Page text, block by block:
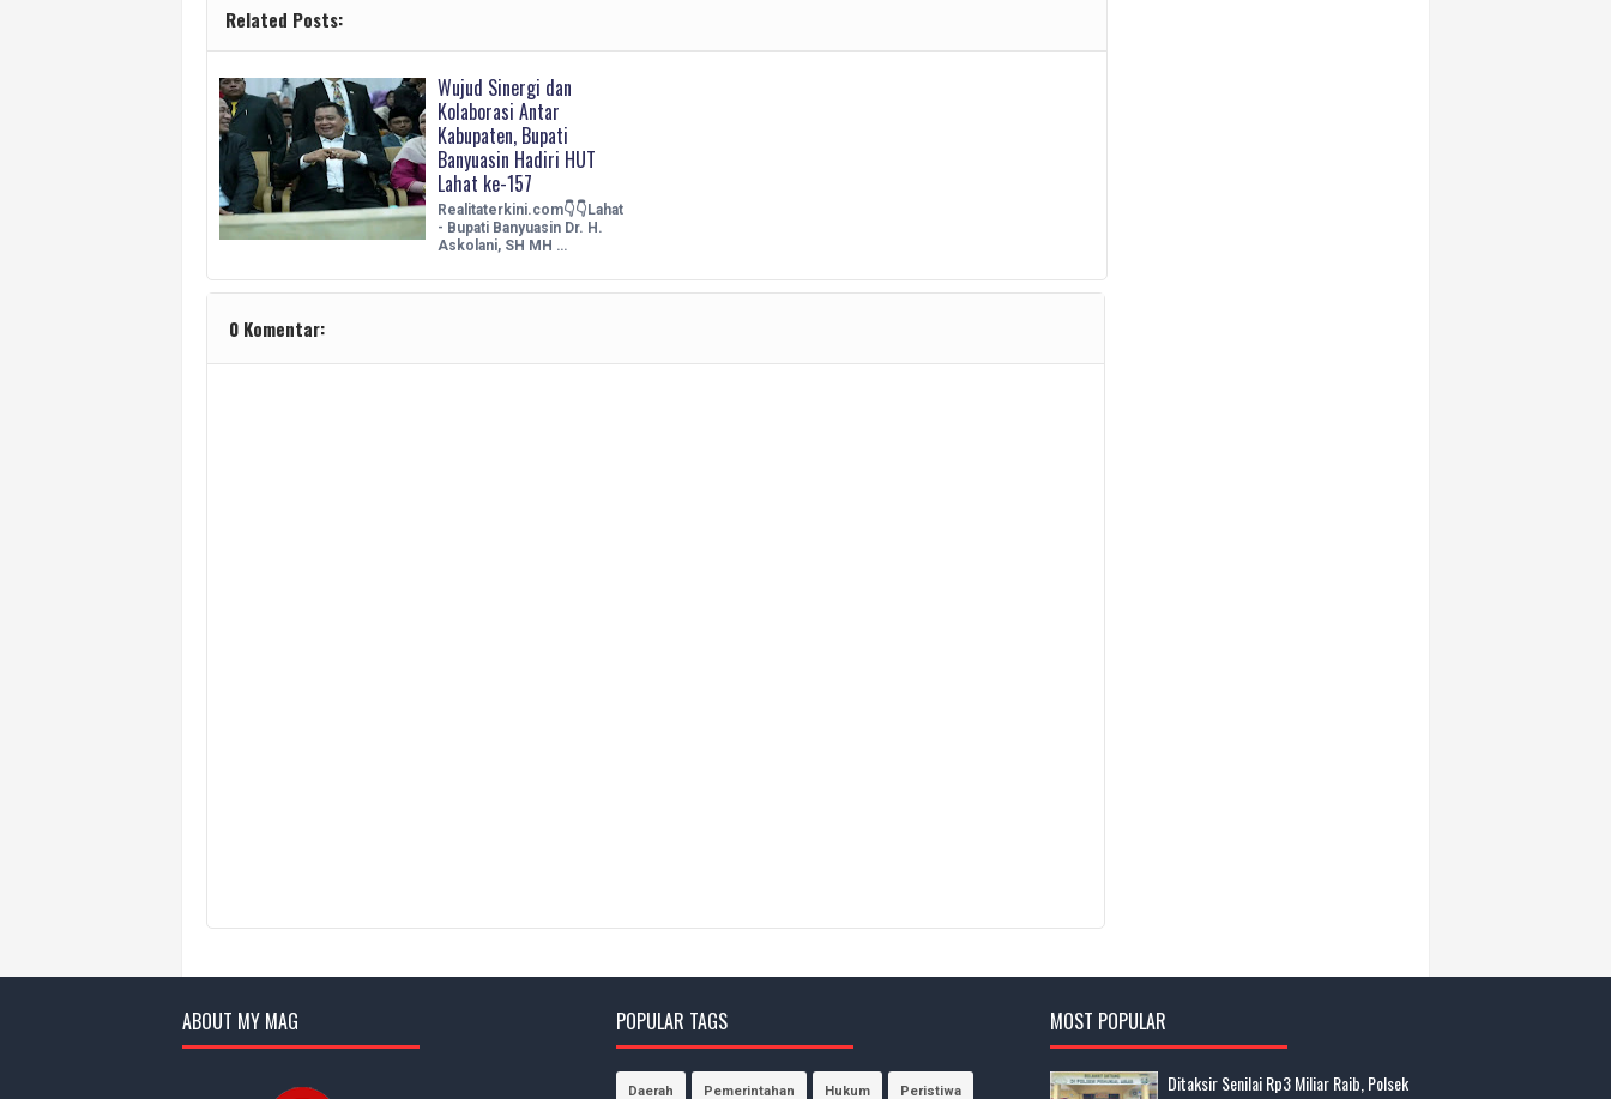
Related Posts:
Wujud Sinergi dan
Kolaborasi Antar
Kabupaten, Bupati
Banyuasin Hadiri HUT
Lahat ke-157
Realitaterkini.com👇👇Lahat
- Bupati Banyuasin Dr. H.
Askolani, SH MH …
0 Komentar:
ABOUT MY MAG POPULAR TAGS
Daerah Pemerintahan Hukum Peristiwa
MOST POPULAR
Ditaksir Senilai Rp3 Miliar Raib, Polsek